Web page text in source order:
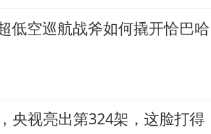
低空巡航战斧如何撬开恰巴哈
央视亮出第324架，这脸打得